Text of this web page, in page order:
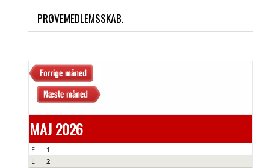
PRØVEMEDLEMSSKAB.
MAJ 2026
F
1
L
2